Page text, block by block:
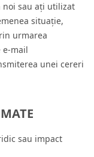
noi sau ați utilizat
situație,
urmarea
e-mail
unei cereri
sau impact